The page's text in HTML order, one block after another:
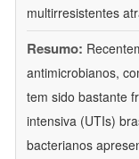
multirresistentes
Resumo:
antimicrobianos,
tem sido bastante
intensiva (UTIs)
bacterianos